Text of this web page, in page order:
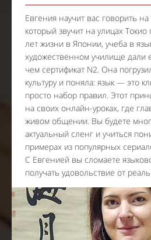
Евгения научит вас говорить
который звучит на улицах
лет жизни в Японии, учеба в
художественном училище дали
чем сертификат N2. Она
культуру и поняла: язык — это
просто набор правил. Этот
на своих онлайн-уроках, где
живом общении. Вы будете
актуальный сленг и учиться
примерах из популярных
С Евгенией вы сломаете
получать удовольствие от